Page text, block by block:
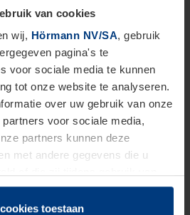
van cookies
wij, Hörmann NV/SA, gebruik
pagina's te
voor sociale media te kunnen
tot onze website te analyseren.
over uw gebruik van onze
voor sociale media,
partners kunnen deze
met andere gegevens die u
recht om cookies op uw
toestaan